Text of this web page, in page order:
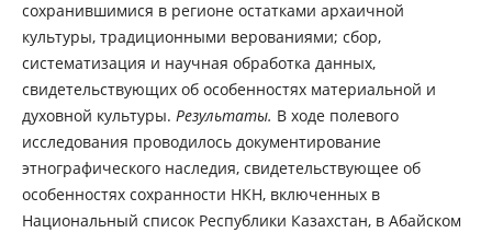
сохранившимися в регионе остатками архаичной
культуры, традиционными верованиями; сбор,
систематизация и научная обработка данных,
свидетельствующих об особенностях материальной и
духовной культуры. Результаты. В ходе полевого
исследования проводилось документирование
этнографического наследия, свидетельствующее об
особенностях сохранности НКН, включенных в
Национальный список Республики Казахстан, в Абайском